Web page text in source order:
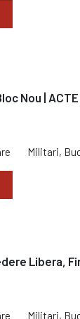
Nou | ACTE
Militari,
Libera,
Militari,